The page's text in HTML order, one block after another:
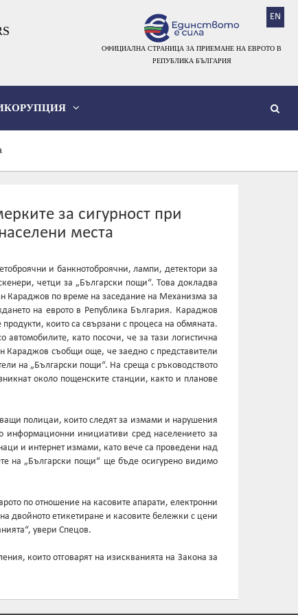
EN
ОФИЦИАЛНА СТРАНИЦА ЗА ПРИЕМАНЕ НА ЕВРОТО В
РЕПУБЛИКА БЪЛГАРИЯ
за сигурност при
места
и банкнотоброячни, лампи, детектори за
четци за „Български пощи“. Това докладва
Караджов по време на заседание на Механизма за
на еврото в Република България. Караджов
които са свързани с процеса на обмяната.
като посочи, че за тази логистична
Караджов съобщи още, че заедно с представители
на „Български пощи“. На среща с ръководството
около пощенските станции, както и планове
полицаи, които следят за измами и нарушения
информационни инициативи сред населението за
и интернет измами, като вече са проведени над
на „Български пощи“ ще бъде осигурено видимо
по отношение на касовите апарати, електронни
двойното етикетиране и касовите бележки с цени
увери Спецов.
които отговарят на изискванията на Закона за